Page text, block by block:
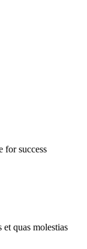
for success
quas molestias